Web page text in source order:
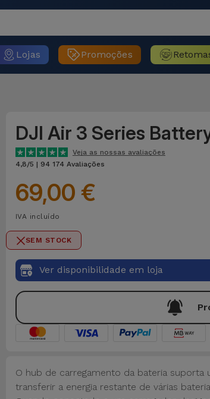
Lojas Promoções
DJI Air 3 Series
Veja as nossas avaliações
4,8/5 | 94 174 Avaliações
69,00 €
IVA incluído
SEM STOCK
Ver disponibilidade em loja
O hub de carregamento da bateria
transferir a energia restante de várias